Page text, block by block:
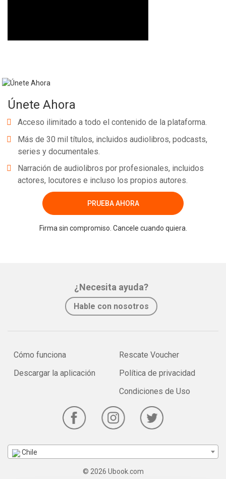
Únete Ahora
Acceso ilimitado a todo el contenido de la plataforma.
Más de 30 mil títulos, incluidos audiolibros, podcasts,
series y documentales.
Narración de audiolibros por profesionales, incluidos
actores, locutores e incluso los propios autores.
PRUEBA AHORA
Firma sin compromiso. Cancele cuando quiera.
¿Necesita ayuda?
Hable con nosotros
Cómo funciona
Descargar la aplicación
Rescate Voucher
Política de privacidad
Condiciones de Uso
Chile
© 2026 Ubook.com